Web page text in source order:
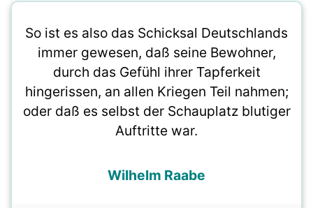
So ist es also das Schicksal Deutschlands
immer gewesen, daß seine Bewohner,
durch das Gefühl ihrer Tapferkeit
hingerissen, an allen Kriegen Teil nahmen;
oder daß es selbst der Schauplatz blutiger
Auftritte war.
Wilhelm Raabe